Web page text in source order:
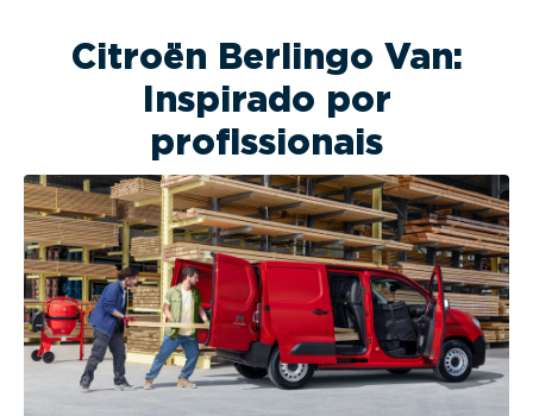
Citroën Berlingo Van:
Inspirado por
profissionais